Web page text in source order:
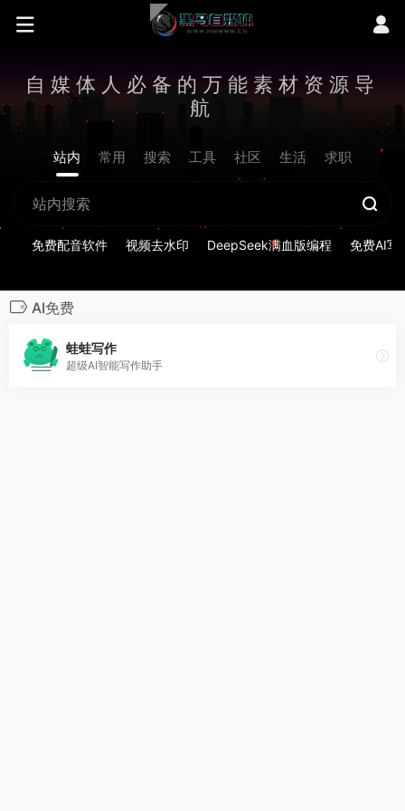
自媒体人必备的万能素材资源导
航
站内 常用 搜索 工具 社区 生活 求职
免费配音软件 视频去水印 DeepSeek满血版编程 免费AI写
AI免费
蛙蛙写作
超级AI智能写作助手